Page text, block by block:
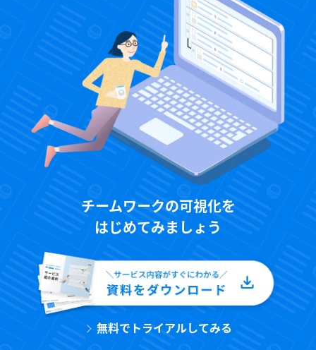
チームワークの可視化を
はじめてみましょう
無料でトライアルしてみる